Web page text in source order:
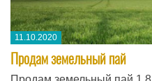
11.10.2020
​Продам земельный пай